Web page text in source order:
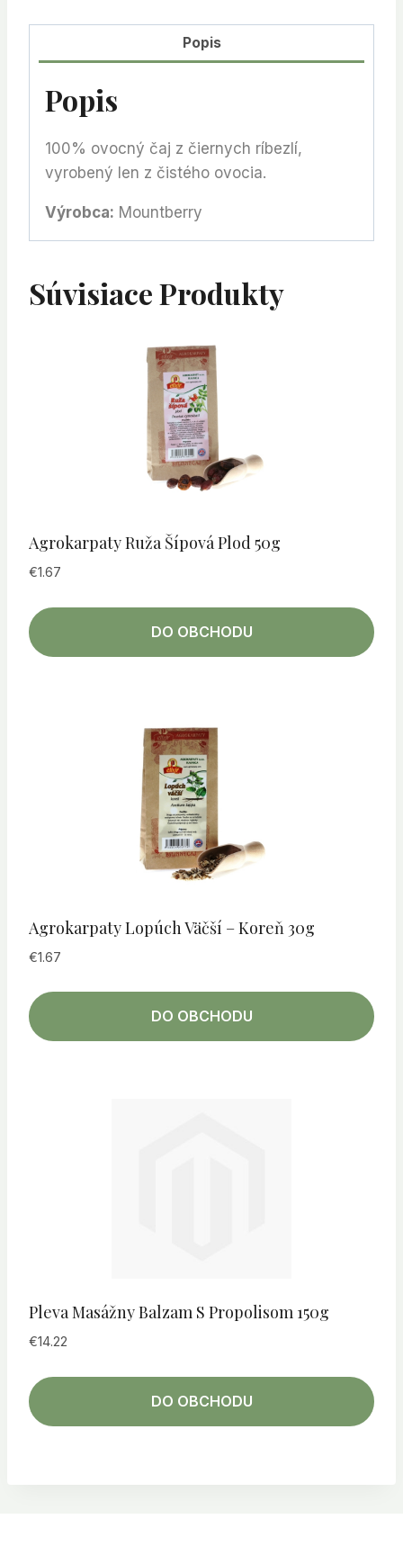
Popis
Popis
100% ovocný čaj z čiernych ríbezlí,
vyrobený len z čistého ovocia.
Výrobca: Mountberry
Súvisiace Produkty
Agrokarpaty Ruža Šípová Plod 50g
€1.67
DO OBCHODU
Agrokarpaty Lopúch Väčší – Koreň 30g
€1.67
DO OBCHODU
Pleva Masážny Balzam S Propolisom 150g
€14.22
DO OBCHODU